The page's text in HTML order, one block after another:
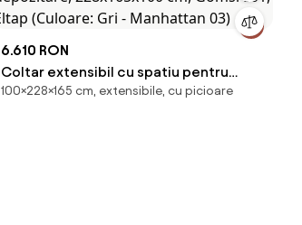
6.610 RON
Coltar extensibil cu spatiu pentru
depozitare, 228x165x100 cm, Gomsi
100×228×165 cm, extensibile, cu picioare